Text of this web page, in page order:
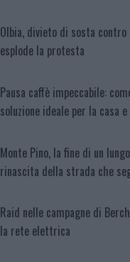
Olbia, divieto di sosta contro
esplode la protesta
Pausa caffè impeccabile:
soluzione ideale per la casa e
Monte Pino, la fine di un
rinascita della strada che
Raid nelle campagne di
la rete elettrica